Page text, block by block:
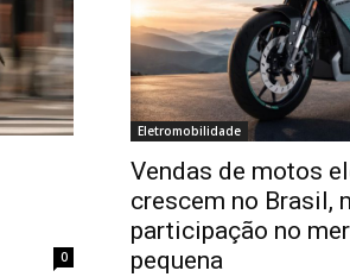
0
Eletromobilidade
Vendas de motos
crescem no Brasil,
participação no
pequena